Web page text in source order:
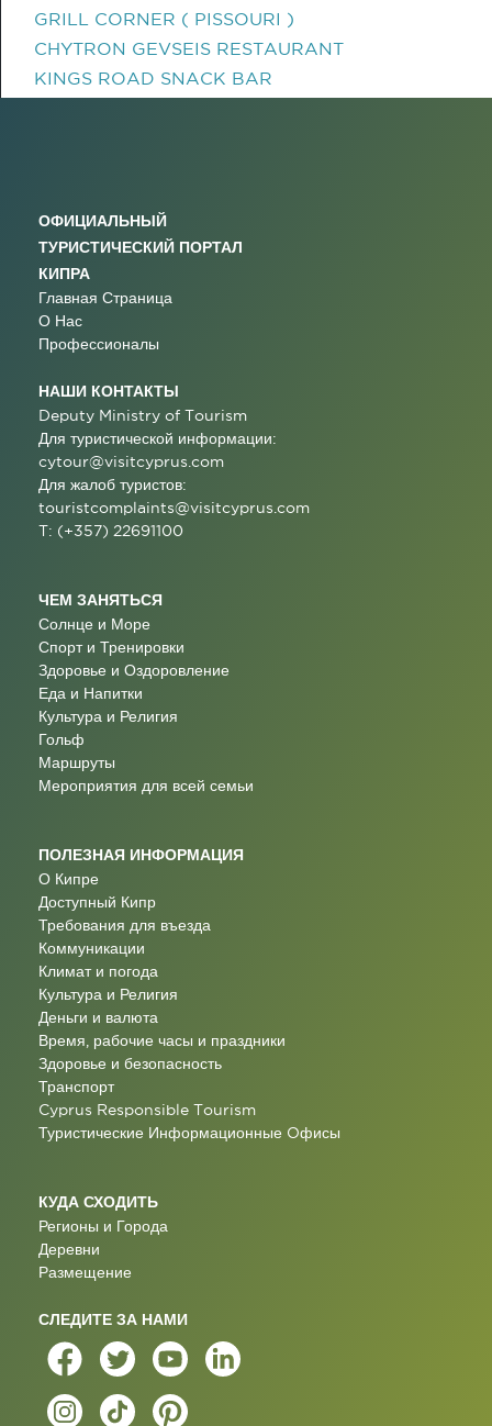
GRILL CORNER ( PISSOURI )
CHYTRON GEVSEIS RESTAURANT
KINGS ROAD SNACK BAR
ОФИЦИАЛЬНЫЙ
ТУРИСТИЧЕСКИЙ ПОРТАЛ
КИПРА
Главная Страница
О Нас
Профессионалы
НАШИ КОНТАКТЫ
Deputy Ministry of Tourism
Для туристической информации:
cytour@visitcyprus.com
Для жалоб туристов:
touristcomplaints@visitcyprus.com
T: (+357) 22691100
ЧЕМ ЗАНЯТЬСЯ
Солнце и Море
Спорт и Тренировки
Здоровье и Оздоровление
Еда и Напитки
Культура и Религия
Гольф
Маршруты
Мероприятия для всей семьи
ПОЛЕЗНАЯ ИНФОРМАЦИЯ
О Кипре
Доступный Кипр
Требования для въезда
Коммуникации
Климат и погода
Культура и Религия
Деньги и валюта
Время, рабочие часы и праздники
Здоровье и безопасность
Транспорт
Cyprus Responsible Tourism
Туристические Информационные Oфисы
КУДА СХОДИТЬ
Регионы и Города
Деревни
Размещение
СЛЕДИТЕ ЗА НАМИ